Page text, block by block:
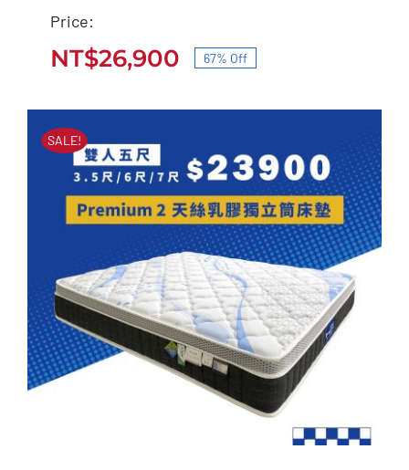
Premium 1 乳膠中鋼獨
價
格：
NT$82,000。
價
格：
NT$26,900。
Price:
原
始
格：
NT$82,000。
NT$26,900
目
前
格：
NT$26,900。
67% Off
SALE!